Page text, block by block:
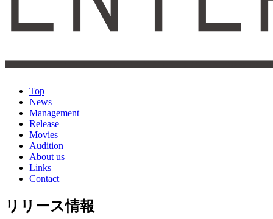
Top
News
Management
Release
Movies
Audition
About us
Links
Contact
リリース情報